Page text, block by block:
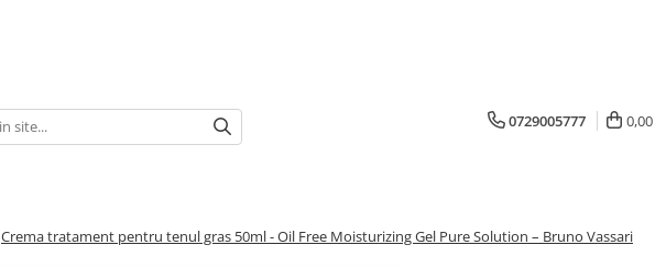
0729005777 0,00
Crema tratament pentru tenul gras 50ml - Oil Free Moisturizing Gel Pure Solution – Bruno Vassari